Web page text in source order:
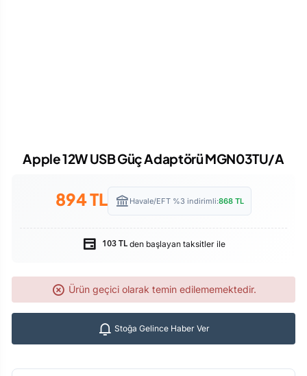
Apple 12W USB Güç Adaptörü MGN03TU/A
894TL Havale/EFT %3 indirimli:868 TL
103 TLden başlayan taksitler ile
Ürün geçici olarak temin edilememektedir.
Stoğa Gelince Haber Ver